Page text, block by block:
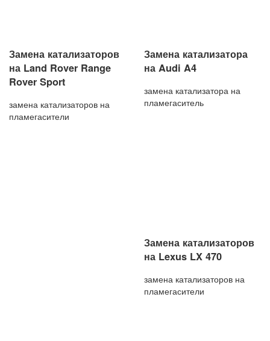
Замена катализаторов
на Land Rover Range
Rover Sport
замена катализаторов на
пламегасители
Замена катализатора
на Audi A4
замена катализатора на
пламегаситель
Замена катализаторов
на Lexus LX 470
замена катализаторов на
пламегасители